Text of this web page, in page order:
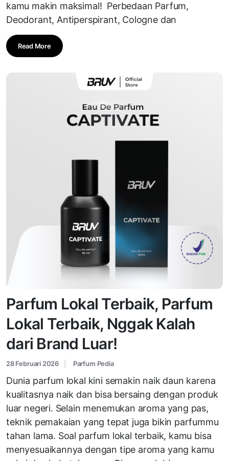
kamu makin maksimal! Perbedaan Parfum,
Deodorant, Antiperspirant, Cologne dan
Read More
Parfum Lokal Terbaik, Parfum
Lokal Terbaik, Nggak Kalah
dari Brand Luar!
28 Februari 2026 Parfum Pedia
Dunia parfum lokal kini semakin naik daun karena
kualitasnya naik dan bisa bersaing dengan produk
luar negeri. Selain menemukan aroma yang pas,
teknik pemakaian yang tepat juga bikin parfummu
tahan lama. Soal parfum lokal terbaik, kamu bisa
menyesuaikannya dengan tipe aroma yang kamu